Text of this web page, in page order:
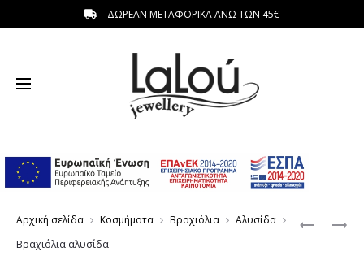
ΔΩΡΕΑΝ ΜΕΤΑΦΟΡΙΚΑ ΑΝΩ ΤΩΝ 45€
Αρχική σελίδα Κοσμήματα Βραχιόλια
Αλυσίδα
Βραχιόλια αλυσίδα